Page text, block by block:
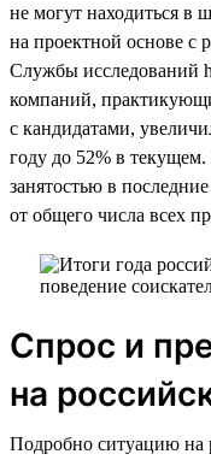
не могут находиться в
на проектной основе с
Службы исследований
компаний,
с кандидатами,
году до 52% в
занятостью в
от общего числа всех
Спрос и
на
Подробно ситуацию на